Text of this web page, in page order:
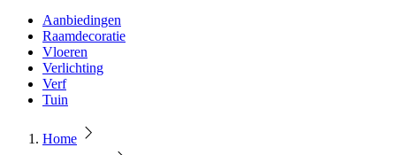
Aanbiedingen
Raamdecoratie
Vloeren
Verlichting
Verf
Tuin
Home